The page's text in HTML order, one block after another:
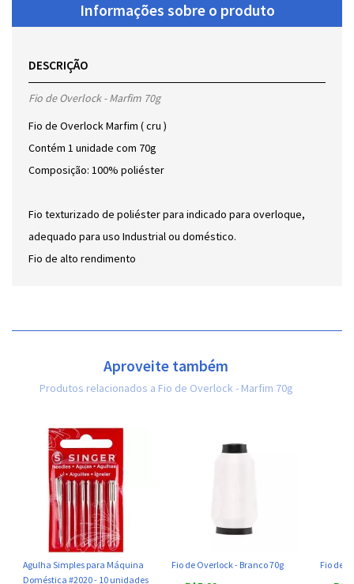
Informações sobre o produto
DESCRIÇÃO
Fio de Overlock - Marfim 70g
Fio de Overlock Marfim ( cru )
Contém 1 unidade com 70g
Composição: 100% poliéster
Fio texturizado de poliéster para indicado para overloque,
adequado para uso Industrial ou doméstico.
Fio de alto rendimento
Aproveite também
Produtos relacionados a Fio de Overlock - Marfim 70g
Agulha Simples para Máquina
Doméstica #2020 - 10 unidades
Fio de Overlock - Branco 70g Fio de